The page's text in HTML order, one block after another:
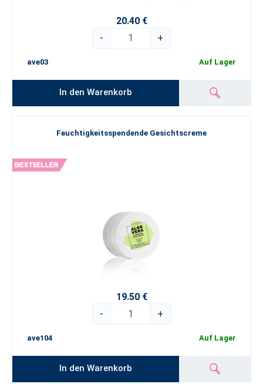
20.40 €
-
+
ave03 Auf Lager
In den Warenkorb
Feuchtigkeitsspendende Gesichtscreme
19.50 €
-
+
ave104 Auf Lager
In den Warenkorb